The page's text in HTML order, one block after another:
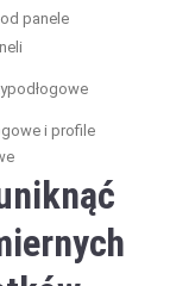
panele
i profile